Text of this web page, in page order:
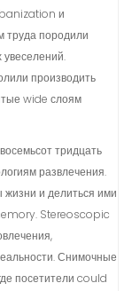
и
труда породили
производить
wide слоям
тридцать
развлечения.
жизни и делиться ими
Stereoscopic
Снимочные
посетители could